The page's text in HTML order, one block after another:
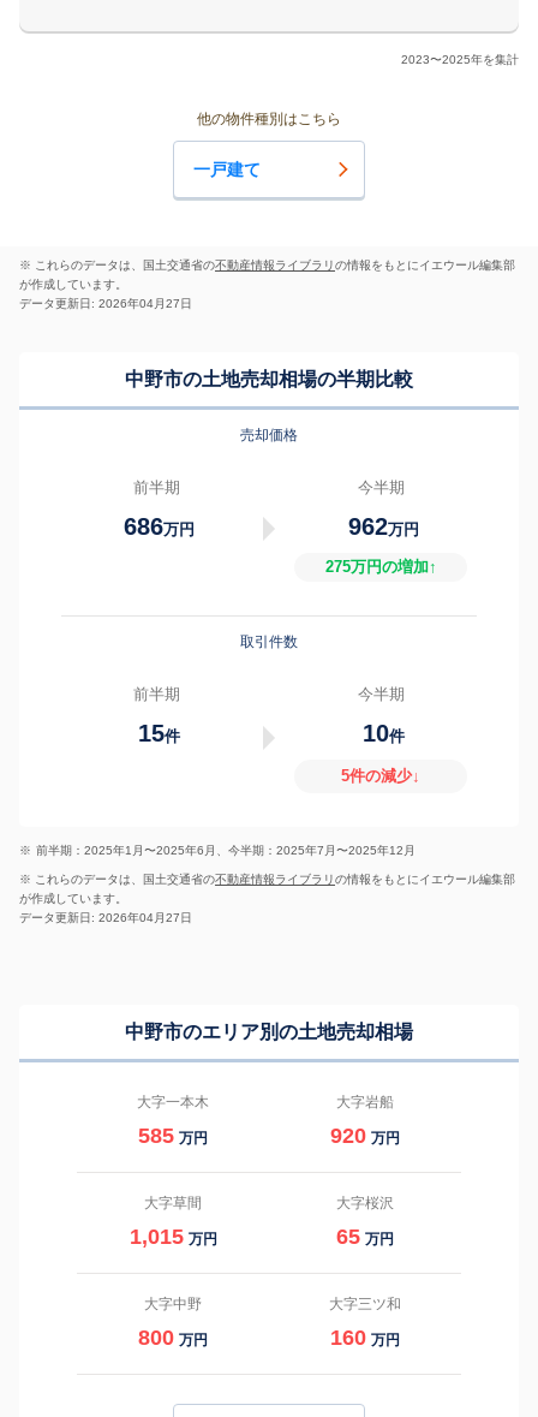
2023〜2025年を集計
他の物件種別はこちら
一戸建て
※ これらのデータは、国土交通省の不動産情報ライブラリの情報をもとにイエウール編集部
が作成しています。
データ更新日: 2026年04月27日
中野市の土地売却相場の半期比較
売却価格
前半期
686万円
今半期
962万円
275万円の増加↑
取引件数
前半期
15件
今半期
10件
5件の減少↓
※ 前半期：2025年1月〜2025年6月、今半期：2025年7月〜2025年12月
※ これらのデータは、国土交通省の不動産情報ライブラリの情報をもとにイエウール編集部
が作成しています。
データ更新日: 2026年04月27日
中野市のエリア別の土地売却相場
大字一本木
585 万円
大字岩船
920 万円
大字草間
1,015 万円
大字桜沢
65 万円
大字中野
800 万円
大字三ツ和
160 万円